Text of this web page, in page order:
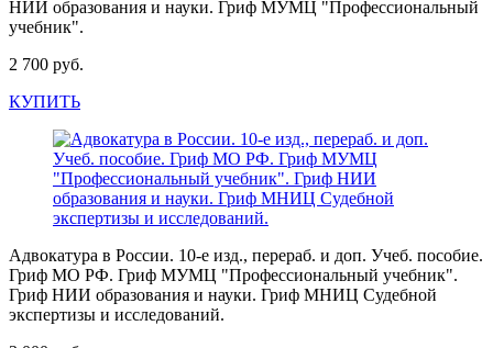
НИИ образования и науки. Гриф МУМЦ "Профессиональный
учебник".
2 700 руб.
КУПИТЬ
Адвокатура в России. 10-е изд., перераб. и доп. Учеб. пособие.
Гриф МО РФ. Гриф МУМЦ "Профессиональный учебник".
Гриф НИИ образования и науки. Гриф МНИЦ Судебной
экспертизы и исследований.